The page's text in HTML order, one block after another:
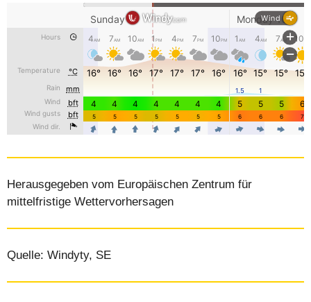
Herausgegeben vom Europäischen Zentrum für
mittelfristige Wettervorhersagen
Quelle: Windyty, SE